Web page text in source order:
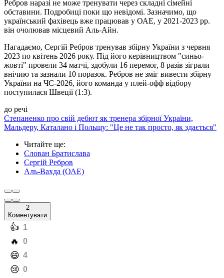
Ребров наразі не може тренувати через складні сімейні
обставини. Подробиці поки що невідомі. Зазначимо, що
український фахівець вже працював у ОАЕ, у 2021-2023 рр.
він очолював місцевий Аль-Айн.
Нагадаємо, Сергій Ребров тренував збірну України з червня
2023 по квітень 2026 року. Під його керівництвом "синьо-
жовті" провели 34 матчі, здобули 16 перемог, 8 разів зіграли
внічию та зазнали 10 поразок. Ребров не зміг вивести збірну
України на ЧС-2026, його команда у плей-офф відбору
поступилася Швеції (1:3).
до речі
Степаненко про свій дебют як тренера збірної України,
Мальдеру, Каталано і Польщу: "Це не так просто, як здається"
Читайте ще:
Слован Братислава
Сергій Ребров
Аль-Вахда (ОАЕ)
2
Коментувати
️👍 1
️🔥 0
️😄 4
️😢 0